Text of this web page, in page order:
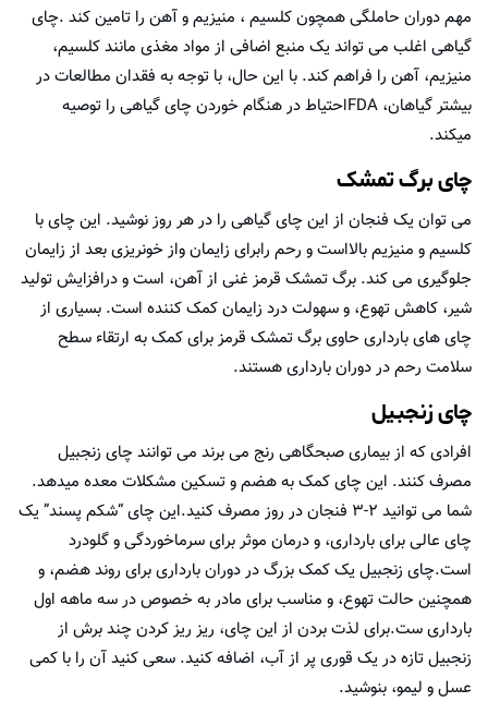
مهم دوران حاملگی همچون کلسیم ، منیزیم و آهن را تامین کند .چای
گیاهی اغلب می تواند یک منبع اضافی از مواد مغذی مانند کلسیم،
منیزیم، آهن را فراهم کند. با این حال، با توجه به فقدان مطالعات در
بیشتر گیاهان، FDAاحتیاط در هنگام خوردن چای گیاهی را توصیه
میکند.
چای برگ تمشک
می توان یک فنجان از این چای گیاهی را در هر روز نوشید. این چای با
کلسیم و منیزیم بالااست و رحم رابرای زایمان واز خونریزی بعد از زایمان
جلوگیری می کند. برگ تمشک قرمز غنی از آهن، است و درافزایش تولید
شیر، کاهش تهوع، و سهولت درد زایمان کمک کننده است. بسیاری از
چای های بارداری حاوی برگ تمشک قرمز برای کمک به ارتقاء سطح
سلامت رحم در دوران بارداری هستند.
چای زنجبیل
افرادی که از بیماری صبحگاهی رنج می برند می توانند چای زنجبیل
مصرف کنند. این چای کمک به هضم و تسکین مشکلات معده میدهد.
شما می توانید ۲-۳ فنجان در روز مصرف کنید.این چای “شکم پسند” یک
چای عالی برای بارداری، و درمان موثر برای سرماخوردگی و گلودرد
است.چای زنجبیل یک کمک بزرگ در دوران بارداری برای روند هضم، و
همچنین حالت تهوع، و مناسب برای مادر به خصوص در سه ماهه اول
بارداری ست.برای لذت بردن از این چای، ریز ریز کردن چند برش از
زنجبیل تازه در یک قوری پر از آب، اضافه کنید. سعی کنید آن را با کمی
عسل و لیمو، بنوشید.